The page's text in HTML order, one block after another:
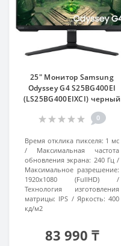
25" Монитор Samsung
Odyssey G4 S25BG400EI
(LS25BG400EIXCI) черный
0
Время отклика пикселя: 1 мс
Максимальная частота
обновления экрана: 240 Гц
Максимальное разрешение:
1920x1080 (FullHD)
Технология изготовления
матрицы: IPS Яркость: 400
кд/м2
83 990 ₸